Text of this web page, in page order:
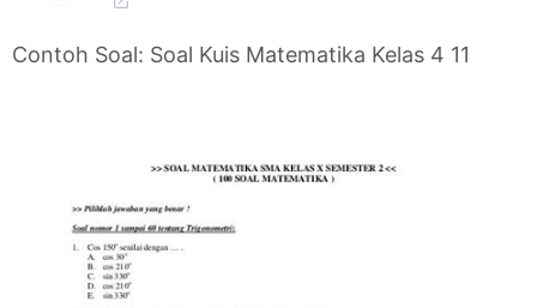
Contoh Soal: Soal Kuis Matematika Kelas 4 11